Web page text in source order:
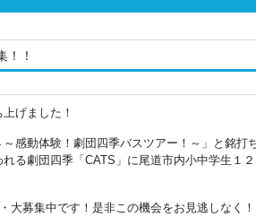
！！
げました！
感動体験！劇団四季バスツアー！～」と銘打
る劇団四季「CATS」に尾道市内小中学生１
大募集中です！是非この機会をお見逃しなく